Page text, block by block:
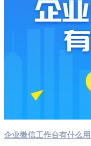
企业微信工作台有什么